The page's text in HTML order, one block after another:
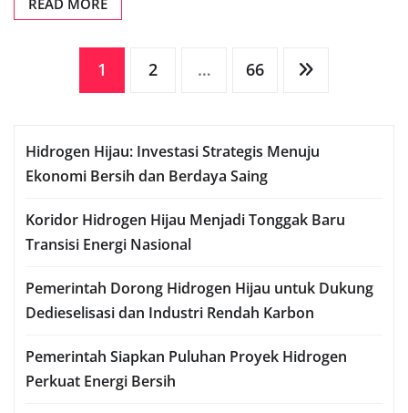
pagination
1 2 … 66
Hidrogen Hijau: Investasi Strategis Menuju
Ekonomi Bersih dan Berdaya Saing
Koridor Hidrogen Hijau Menjadi Tonggak Baru
Transisi Energi Nasional
Pemerintah Dorong Hidrogen Hijau untuk Dukung
Dedieselisasi dan Industri Rendah Karbon
Pemerintah Siapkan Puluhan Proyek Hidrogen
Perkuat Energi Bersih